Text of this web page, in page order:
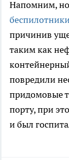
Напомним,
причинив
таким как
повредили
придомовые
порту, при
и был